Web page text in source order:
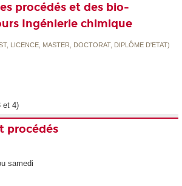
procédés et des bio-
Ingénierie chimique
LICENCE, MASTER, DOCTORAT, DIPLÔME D'ETAT)
et 4)
procédés
samedi